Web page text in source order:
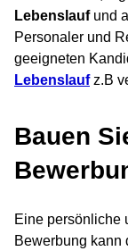
Lebenslaufund
Personaler und
geeigneten
Lebenslaufz.B
Bauen
Eine persönliche
Bewerbung kann